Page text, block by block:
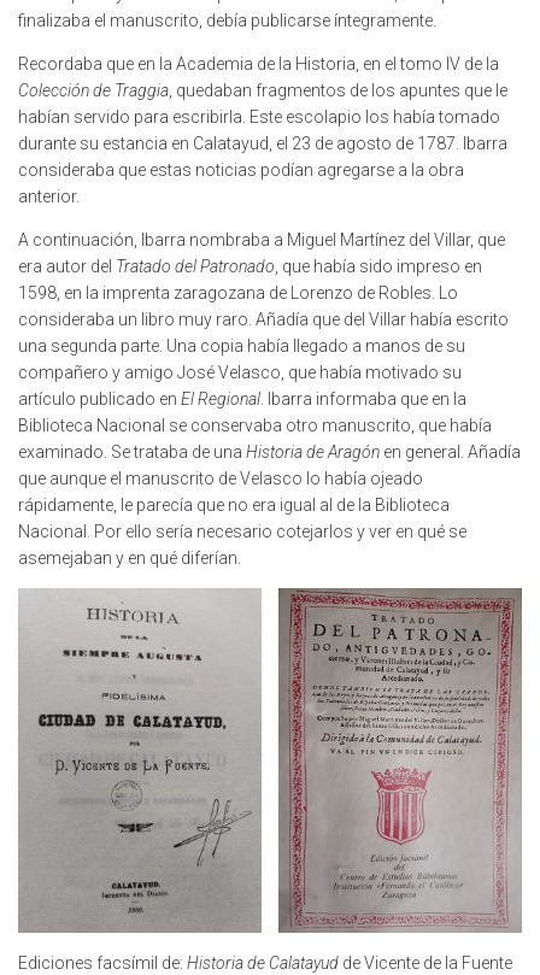
finalizaba el manuscrito, debía publicarse íntegramente.
Recordaba que en la Academia de la Historia, en el tomo IV de la
Colección de Traggia , quedaban fragmentos de los apuntes que le
habían servido para escribirla. Este escolapio los había tomado
durante su estancia en Calatayud, el 23 de agosto de 1787. Ibarra
consideraba que estas noticias podían agregarse a la obra
anterior.
A continuación, Ibarra nombraba a Miguel Martínez del Villar, que
era autor del Tratado del Patronado , que había sido impreso en
1598, en la imprenta zaragozana de Lorenzo de Robles. Lo
consideraba un libro muy raro. Añadía que del Villar había escrito
una segunda parte. Una copia había llegado a manos de su
compañero y amigo José Velasco, que había motivado su
artículo publicado en El Regional . Ibarra informaba que en la
Biblioteca Nacional se conservaba otro manuscrito, que había
examinado. Se trataba de una Historia de Aragón en general. Añadía
que aunque el manuscrito de Velasco lo había ojeado
rápidamente, le parecía que no era igual al de la Biblioteca
Nacional. Por ello sería necesario cotejarlos y ver en qué se
asemejaban y en qué diferían.
Ediciones facsímil de: Historia de Calatayud de Vicente de la Fuente